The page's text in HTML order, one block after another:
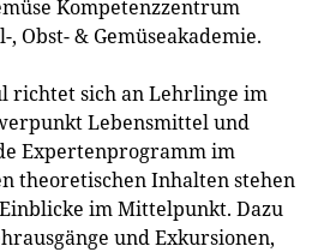
Kompetenzzentrum
Obst- & Gemüseakademie.
richtet sich an Lehrlinge im
Lebensmittel und
Expertenprogramm im
theoretischen Inhalten stehen
im Mittelpunkt. Dazu
und Exkursionen,